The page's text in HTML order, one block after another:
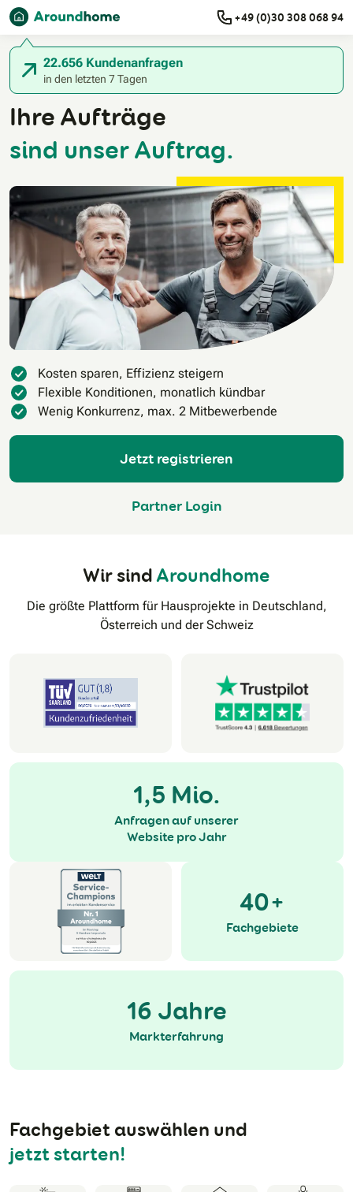
Zum Hauptinhalt +49 (0)30 308 068 94
22.656 Kundenanfragen
in den letzten 7 Tagen
Ihre Aufträge
sind unser Auftrag.
Kosten sparen, Effizienz steigern
Flexible Konditionen, monatlich kündbar
Wenig Konkurrenz, max. 2 Mitbewerbende
Jetzt registrieren
Partner Login
Wir sindAroundhome
Die größte Plattform für Hausprojekte in Deutschland,
Österreich und der Schweiz
1,5 Mio.
Anfragen auf unserer
Website pro Jahr
40+
Fachgebiete
16 Jahre
Markterfahrung
Fachgebiet auswählen und
jetzt starten!
Staat*
Landesvorwahl